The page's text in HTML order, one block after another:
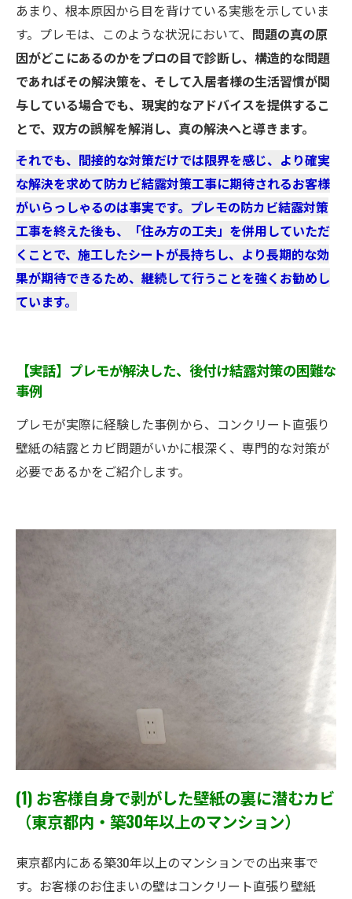
あまり、根本原因から目を背けている実態を示していま
す。プレモは、このような状況において、 問題の真の原
因がどこにあるのかをプロの目で診断し、構造的な問題
であればその解決策を、そして入居者様の生活習慣が関
与している場合でも、現実的なアドバイスを提供するこ
とで、双方の誤解を解消し、真の解決へと導きます。
それでも、間接的な対策だけでは限界を感じ、より確実
な解決を求めて防カビ結露対策工事に期待されるお客様
がいらっしゃるのは事実です。プレモの防カビ結露対策
工事を終えた後も、「住み方の工夫」を併用していただ
くことで、施工したシートが長持ちし、より長期的な効
果が期待できるため、継続して行うことを強くお勧めし
ています。
【実話】プレモが解決した、後付け結露対策の困難な
事例
プレモが実際に経験した事例から、コンクリート直張り
壁紙の結露とカビ問題がいかに根深く、専門的な対策が
必要であるかをご紹介します。
(1) お客様自身で剥がした壁紙の裏に潜むカビ
（東京都内・築30年以上のマンション）
東京都内にある築30年以上のマンションでの出来事で
す。お客様のお住まいの壁はコンクリート直張り壁紙